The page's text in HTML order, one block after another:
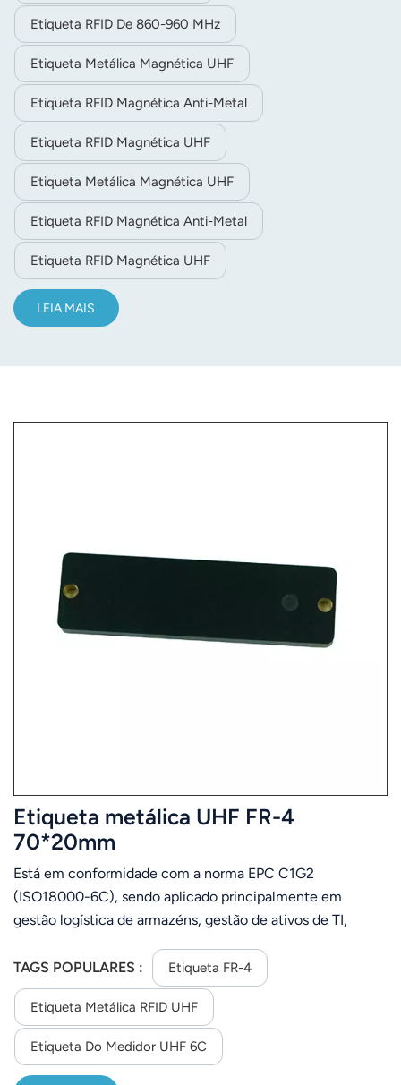
Etiqueta RFID De 860-960 MHz
Etiqueta Metálica Magnética UHF
Etiqueta RFID Magnética Anti-Metal
Etiqueta RFID Magnética UHF
Etiqueta Metálica Magnética UHF
Etiqueta RFID Magnética Anti-Metal
Etiqueta RFID Magnética UHF
LEIA MAIS
Etiqueta metálica UHF FR-4
70*20mm
Está em conformidade com a norma EPC C1G2
(ISO18000-6C), sendo aplicado principalmente em
gestão logística de armazéns, gestão de ativos de TI,
componentes automotivos, manufatura industrial, etc.
TAGS POPULARES : Etiqueta FR-4
Etiqueta Metálica RFID UHF
Etiqueta Do Medidor UHF 6C